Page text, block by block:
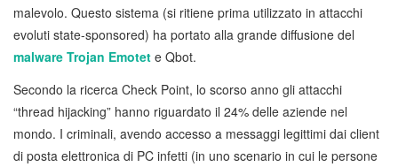
malevolo. Questo sistema (si ritiene prima utilizzato in attacchi
evoluti state-sponsored) ha portato alla grande diffusione del
malware Trojan Emotet e Qbot.
Secondo la ricerca Check Point, lo scorso anno gli attacchi
“thread hijacking” hanno riguardato il 24% delle aziende nel
mondo. I criminali, avendo accesso a messaggi legittimi dai client
di posta elettronica di PC infetti (in uno scenario in cui le persone